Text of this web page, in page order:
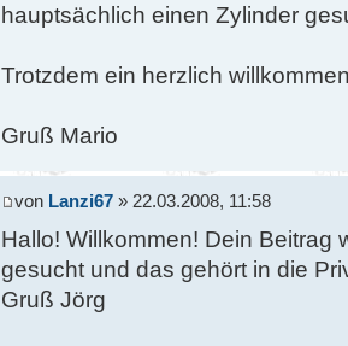
hauptsächlich einen Zylinder
Trotzdem ein herzlich
Gruß Mario
von Lanzi67 » 22.03.2008, 11:58
Hallo! Willkommen! Dein Beitrag
gesucht und das gehört in die
Gruß Jörg